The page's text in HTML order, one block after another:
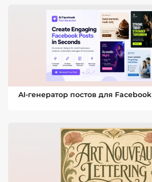
AI-генератор постов для Facebook